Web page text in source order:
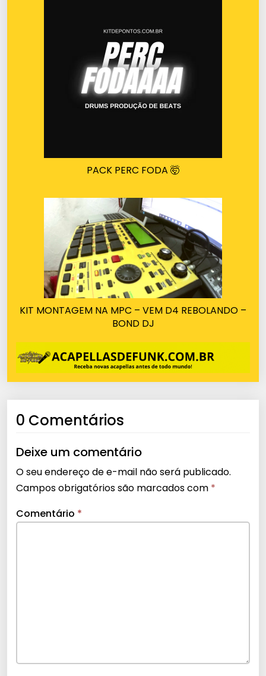
PACK PERC FODA 🤯
KIT MONTAGEM NA MPC – VEM D4 REBOLANDO –
BOND DJ
0 Comentários
Deixe um comentário
O seu endereço de e-mail não será publicado.
Campos obrigatórios são marcados com *
Comentário *